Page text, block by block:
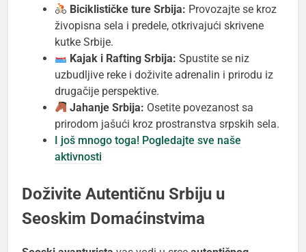
Biciklističke ture Srbija: Provozajte se kroz
živopisna sela i predele, otkrivajući skrivene
kutke Srbije.
Kajak i Rafting Srbija: Spustite se niz
uzbudljive reke i doživite adrenalin i prirodu iz
drugačije perspektive.
Jahanje Srbija: Osetite povezanost sa
prirodom jašući kroz prostranstva srpskih sela.
I još mnogo toga! Pogledajte sve naše
aktivnosti
Doživite Autentičnu Srbiju u
Seoskim Domaćinstvima